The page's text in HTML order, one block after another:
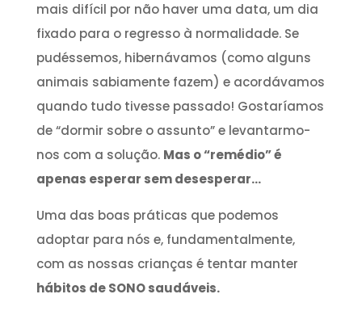
mais difícil por não haver uma data, um dia
fixado para o regresso à normalidade. Se
pudéssemos, hibernávamos (como alguns
animais sabiamente fazem) e acordávamos
quando tudo tivesse passado! Gostaríamos
de “dormir sobre o assunto” e levantarmo-
nos com a solução. Mas o “remédio” é
apenas esperar sem desesperar…
Uma das boas práticas que podemos
adoptar para nós e, fundamentalmente,
com as nossas crianças é tentar manter
hábitos de SONO saudáveis.